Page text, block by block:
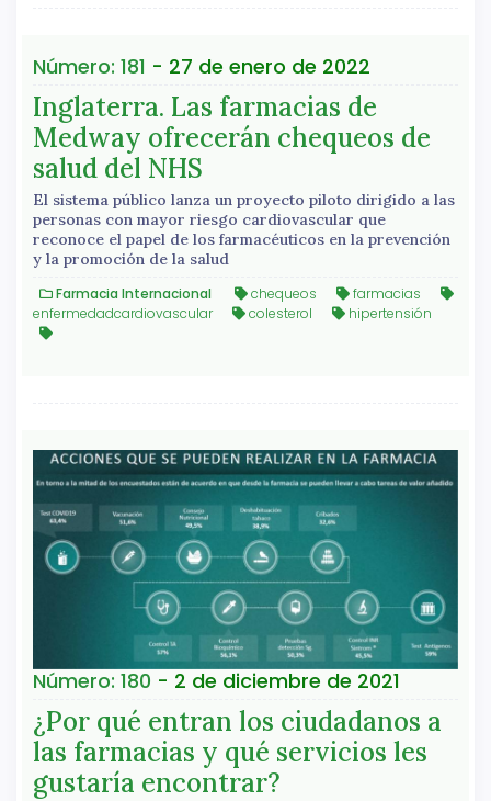
Número: 181 - 27 de enero de 2022
Inglaterra. Las farmacias de
Medway ofrecerán chequeos de
salud del NHS
El sistema público lanza un proyecto piloto dirigido a las
personas con mayor riesgo cardiovascular que
reconoce el papel de los farmacéuticos en la prevención
y la promoción de la salud
Farmacia Internacional chequeos
farmacias
enfermedadcardiovascular
colesterol hipertensión
Número: 180 - 2 de diciembre de 2021
¿Por qué entran los ciudadanos a
las farmacias y qué servicios les
gustaría encontrar?